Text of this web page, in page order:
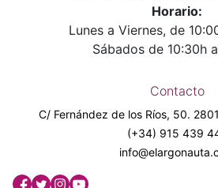
Horario:
Lunes a Viernes, de
Sábados de 10:30h
Contacto
C/ Fernández de los Ríos, 50.
(+34) 915 439